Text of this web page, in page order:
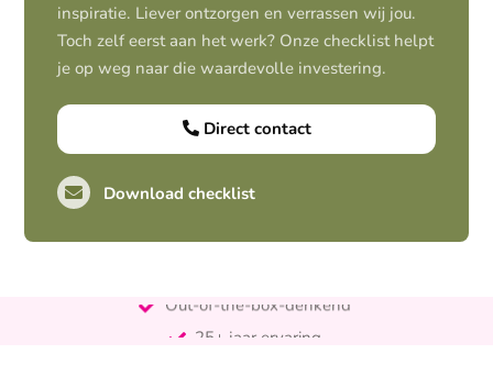
inspiratie. Liever ontzorgen en verrassen wij jou.
Toch zelf eerst aan het werk? Onze checklist helpt
je op weg naar die waardevolle investering.
Direct contact
Download checklist
25+ jaar ervaring